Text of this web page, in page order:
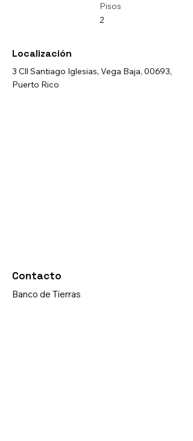
Pisos
2
Localización
3 Cll Santiago Iglesias, Vega Baja, 00693,
Puerto Rico
Contacto
Banco de Tierras